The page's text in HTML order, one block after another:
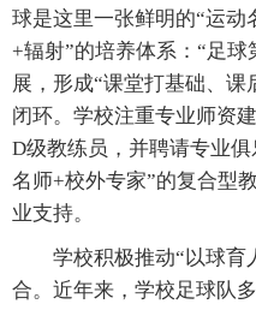
球是这里一张鲜明的“运动
+辐射”的培养体系：“足
展，形成“课堂打基础、课
闭环。学校注重专业师资
D级教练员，并聘请专业
名师+校外专家”的复合型
业支持。
学校积极推动“以球育
合。近年来，学校足球队